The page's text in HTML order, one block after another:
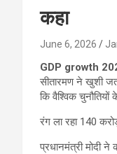
कहा
June 6, 2026
GDP growth
सीतारमण ने खुशी
कि वैश्विक
रंग ला रहा 140
प्रधानमंत्री मोदी